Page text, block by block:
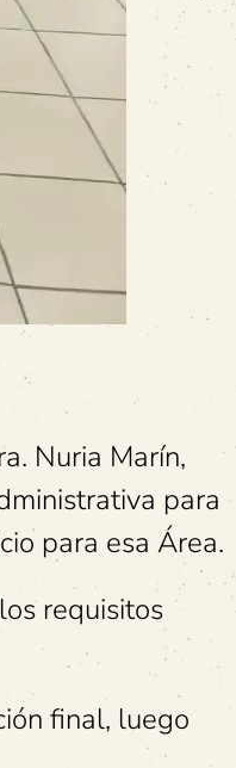
Nuria Marín,
para
para esa Área.
requisitos
final, luego